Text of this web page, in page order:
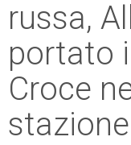
russa,
portato
Croce
stazione